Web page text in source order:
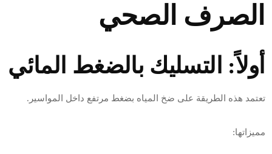
الصرف الصحي
أولاً: التسليك بالضغط المائي
تعتمد هذه الطريقة على ضخ المياه بضغط مرتفع داخل المواسير.
مميزاتها: